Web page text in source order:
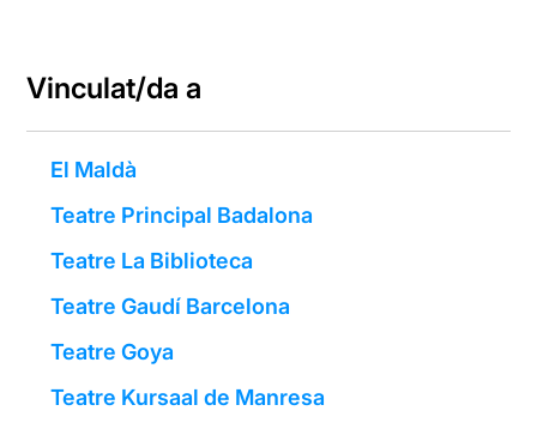
Vinculat/da a
El Maldà
Teatre Principal Badalona
Teatre La Biblioteca
Teatre Gaudí Barcelona
Teatre Goya
Teatre Kursaal de Manresa